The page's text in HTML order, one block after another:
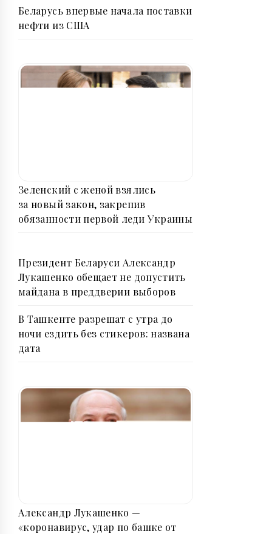
Беларусь впервые начала поставки
нефти из США
Зеленский с женой взялись
за новый закон, закрепив
обязанности первой леди Украины
Президент Беларуси Александр
Лукашенко обещает не допустить
майдана в преддверии выборов
В Ташкенте разрешат с утра до
ночи ездить без стикеров: названа
дата
Александр Лукашенко —
«коронавирус, удар по башке от